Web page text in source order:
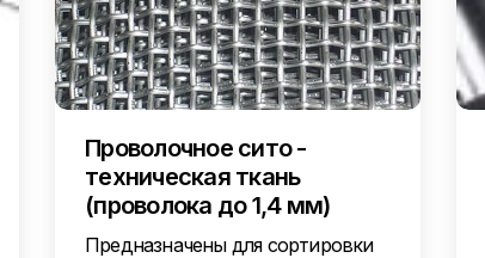
Проволочное сито -
техническая ткань
(проволока до 1,4 мм)
Предназначены для сортировки